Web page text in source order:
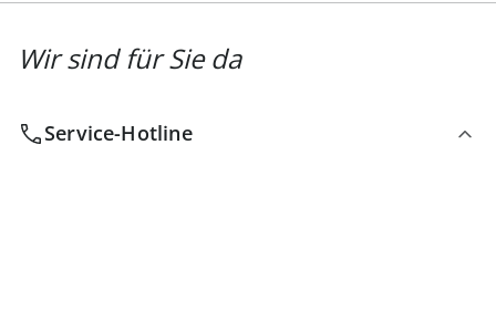
Wir sind für Sie da
Service-Hotline